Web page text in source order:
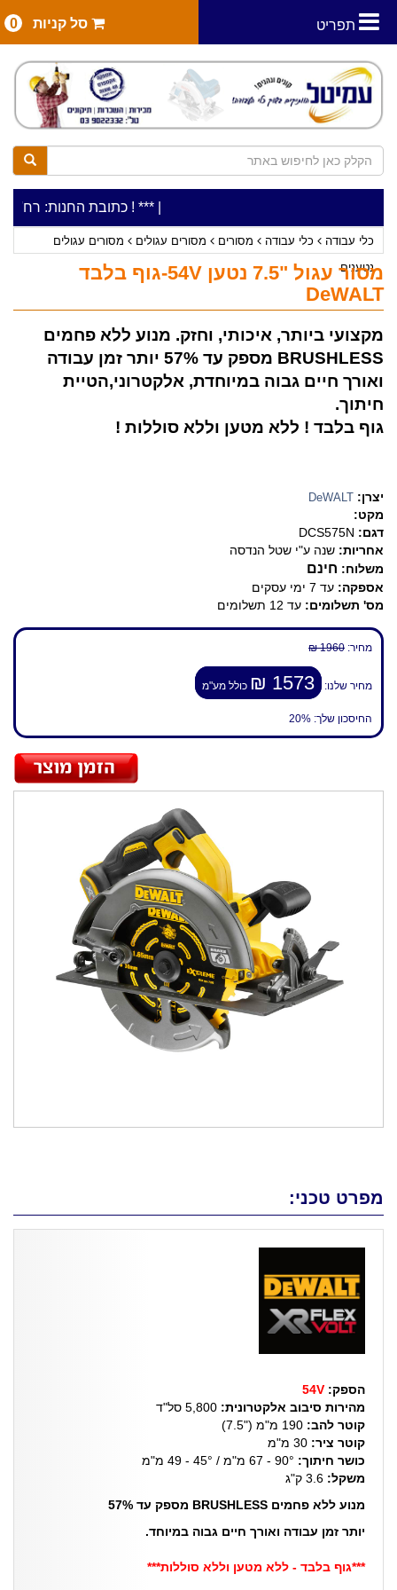
תפריט סל קניות 0
***כתובת החנות: רח' המלאכה 2, ביתן 8 (כניסה מרח' עמל 5)***כלי עבודה להשכרה בתעריף יומי משתלם ! ***
כלי עבודה כלי עבודה מסורים מסורים עגולים
מסורים עגולים
נטענים
מסור עגול "7.5 נטען 54V-גוף בלבד
DeWALT
מקצועי ביותר, איכותי, וחזק. מנוע ללא פחמים
BRUSHLESS מספק עד 57% יותר זמן עבודה
ואורך חיים גבוה במיוחדת, אלקטרוני,הטיית
חיתוך.
גוף בלבד ! ללא מטען וללא סוללות !
יצרן: DeWALT
מקט:
דגם: DCS575N
אחריות: שנה ע"י שטל הנדסה
משלוח: חינם
אספקה: עד 7 ימי עסקים
מס' תשלומים: עד 12 תשלומים
מחיר: 1960 ₪
מחיר שלנו: 1573 ₪ כולל מע"מ
החיסכון שלך: 20%
מפרט טכני:
הספק: 54V
מהירות סיבוב אלקטרונית: 5,800 סל"ד
קוטר להב: 190 מ"מ ("7.5)
קוטר ציר:
כושר חיתוך: 90° - 67 מ"מ / 45° - 49 מ"מ
משקל:
מנוע ללא פחמים BRUSHLESS מספק עד 57%
יותר זמן עבודה ואורך חיים גבוה במיוחד.
***גוף בלבד - ללא מטען וללא סוללות***